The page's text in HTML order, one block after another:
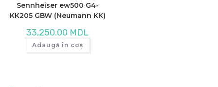
Sennheiser ew500 G4-
KK205 GBW (Neumann KK)
33,250.00 MDL
Adaugă în coș